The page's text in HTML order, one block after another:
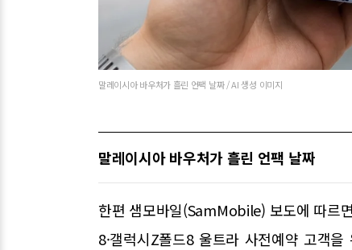
말레이시아 바우처가 흘린 언팩 날짜 / AI 생성 이미지
말레이시아 바우처가 흘린 언팩 날짜
한편 샘모바일(SamMobile) 보도에 따르
8·갤럭시Z폴드8 울트라 사전예약 고객